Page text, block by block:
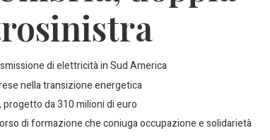
di elettricità in Sud America
nella transizione energetica
da 310 milioni di euro
di formazione che coniuga occupazione e solidarietà